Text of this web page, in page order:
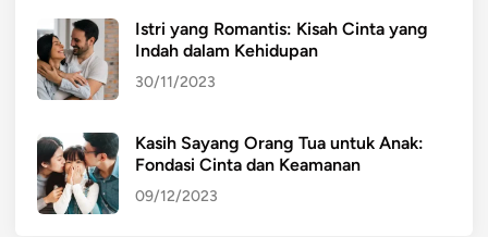
t
Istri yang Romantis: Kisah Cinta yang
Indah dalam Kehidupan
30/11/2023
Kasih Sayang Orang Tua untuk Anak:
Fondasi Cinta dan Keamanan
09/12/2023